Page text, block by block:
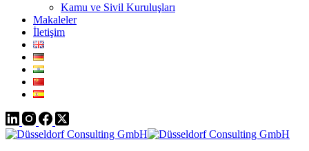
Kamu ve Sivil Kuruluşları
Makaleler
İletişim